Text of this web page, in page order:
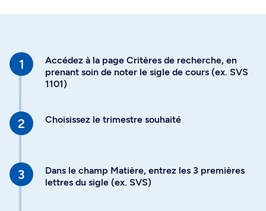
Accédez à la page Critères de recherche, en
prenant soin de noter le sigle de cours (ex. SVS
1101)
Choisissez le trimestre souhaité
Dans le champ Matière, entrez les 3 premières
lettres du sigle (ex. SVS)